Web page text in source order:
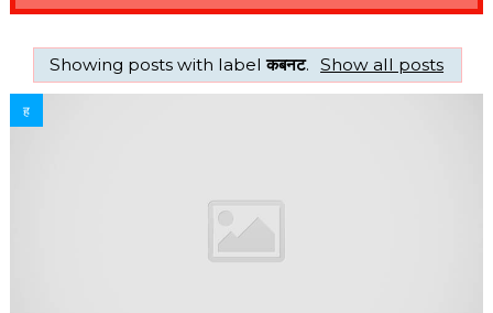
Showing posts with labelकबनट. Show all posts
ह